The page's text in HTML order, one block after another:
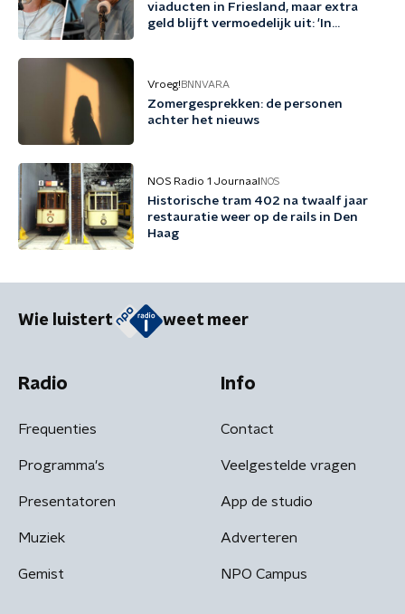
viaducten in Friesland, maar extra
geld blijft vermoedelijk uit: 'In
Vroeg! BNNVARA
Zomergesprekken: de personen
achter het nieuws
NOS Radio 1 Journaal NOS
Historische tram 402 na twaalf jaar
restauratie weer op de rails in Den
Haag
Wie luistert weet meer
Radio
Frequenties
Programma's
Presentatoren
Muziek
Gemist
Info
Contact
Veelgestelde vragen
App de studio
Adverteren
NPO Campus